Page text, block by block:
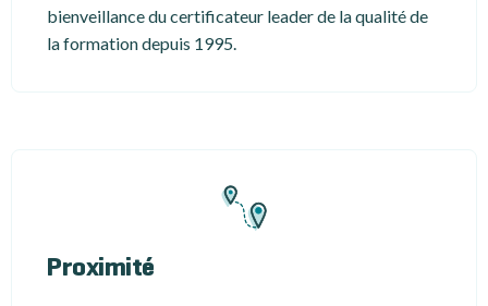
bienveillance du certificateur leader de la qualité de
la formation depuis 1995.
Proximité